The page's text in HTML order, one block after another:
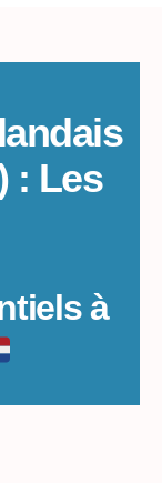
insectes
: Les
à